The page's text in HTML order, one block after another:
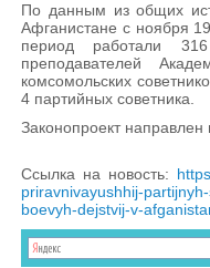
По данным из общих
Афганистане с ноября
период работали
преподавателей
комсомольских
4 партийных советника.
Законопроект
Ссылка на новость:
priravnivayushhij-
boevyh-dejstvij-v-